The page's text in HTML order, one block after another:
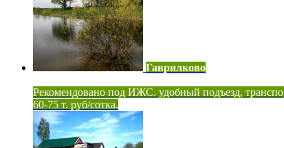
Гаврилково
Рекомендовано под ИЖС. удобный подъезд,
60-75 т. руб/сотка.